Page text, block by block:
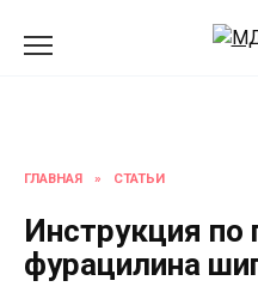
ГЛАВНАЯ » СТАТЬИ
Инструкция
фурацилина